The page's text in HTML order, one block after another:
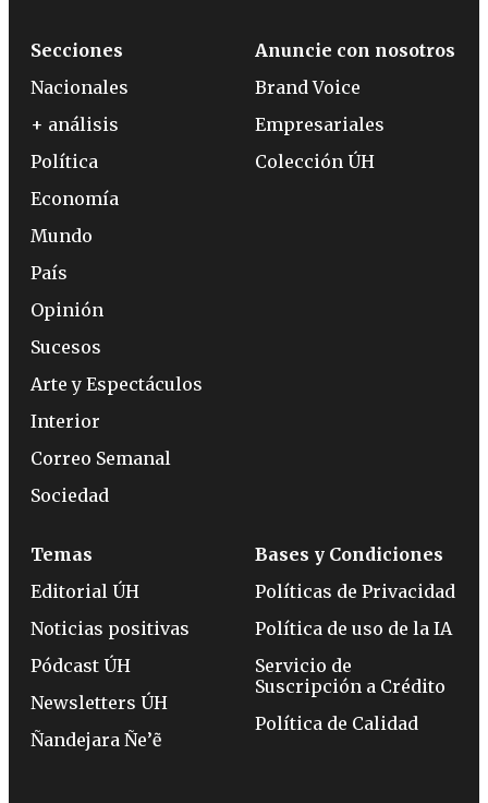
Secciones
Nacionales
+ análisis
Política
Economía
Mundo
País
Opinión
Sucesos
Arte y Espectáculos
Interior
Correo Semanal
Sociedad
Anuncie con nosotros
Brand Voice
Empresariales
Colección ÚH
Temas
Editorial ÚH
Noticias positivas
Pódcast ÚH
Newsletters ÚH
Ñandejara Ñe’ẽ
Bases y Condiciones
Políticas de Privacidad
Política de uso de la IA
Servicio de
Suscripción a Crédito
Política de Calidad